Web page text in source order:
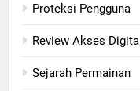
Proteksi Pengguna
Review Akses Digital
Sejarah Permainan